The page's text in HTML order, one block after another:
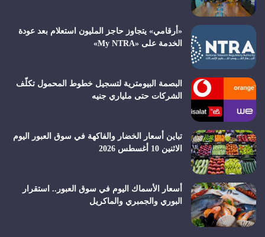
«أرقامي» يتجاوز حاجز المليون استعلام بعد عودة
الخدمة على «My NTRA»
البصمة البيومترية لتسجيل خطوط المحمول تكلّف
الشركات حتى ملياري جنيه
تباين أسعار الخضار والفاكهة في سوق العبور اليوم
الاثنين 10 أغسطس 2026
أسعار الأسماك اليوم في سوق العبور.. استقرار
البوري والجمبري والماكريل